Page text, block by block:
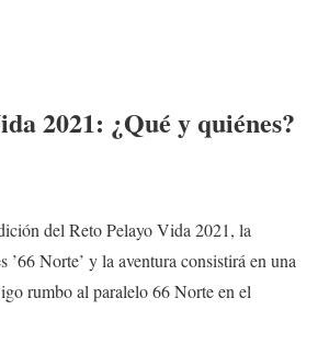
2021: ¿Qué y quiénes?
del Reto Pelayo Vida 2021, la
’66 Norte’ y la aventura consistirá en una
rumbo al paralelo 66 Norte en el